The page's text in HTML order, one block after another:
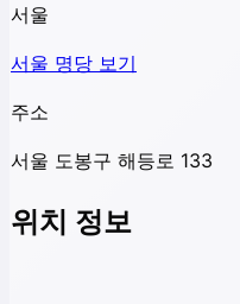
서울
서울 명당 보기
주소
서울 도봉구 해등로 133
위치 정보